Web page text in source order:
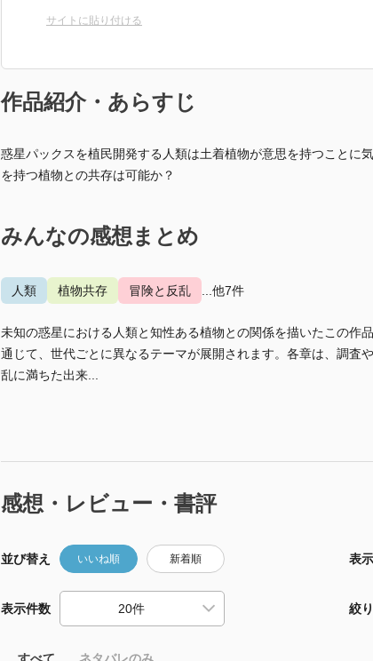
サイトに貼り付ける
作品紹介・あらすじ
惑星パックスを植民開発する人類は土着植物が意思を持つことに
を持つ植物との共存は可能か？
みんなの感想まとめ
人類 植物共存 冒険と反乱 ...他7件
未知の惑星における人類と知性ある植物との関係を描いたこの作
通じて、世代ごとに異なるテーマが展開されます。各章は、調査
乱に満ちた出来...
感想・レビュー・書評
並び替え いいね順 新着順 表
表示件数 絞